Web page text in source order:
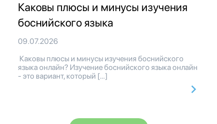
Каковы плюсы и минусы изучения
боснийского языка
09.07.2026
Каковы плюсы и минусы изучения боснийского
языка онлайн? Изучение боснийского языка онлайн
- это вариант, который […]